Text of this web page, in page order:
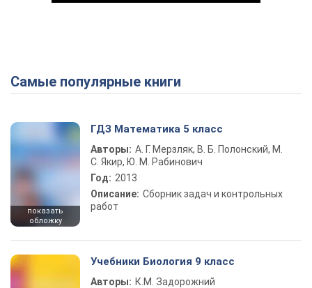
Play Video
Самые популярные книги
показать
обложку
ГДЗ Математика 5 класс
Авторы: А. Г. Мерзляк, В. Б. Полонский, М.
С. Якир, Ю. М. Рабинович
Год: 2013
Описание: Сборник задач и контрольных
работ
Учебники Биология 9 класс
Авторы: К.М. Задорожний